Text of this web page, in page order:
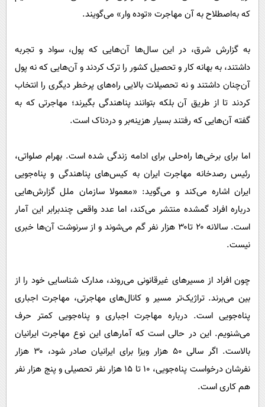
محیط زیست
سلامت
حیات وحش
سیاست خارجی
آشپزی
که به‌اصطلاح به آن مهاجرت «توده وار» می‌گویند.
به گزارش شرق، در این سال‌ها آن‌هایی که پول، سواد و تجربه
داشتند، به بهانه کار و تحصیل کشور را ترک کردند و آن‌هایی که نه پول
آن‌چنان داشتند و نه تحصیلات بالایی راه‌های پرخطر دیگری را انتخاب
کردند تا از طریق آن بلکه بتوانند پناهندگی بگیرند؛ مهاجرتی که به
گفته آن‌هایی که رفتند بسیار هزینه‌بر و دردناک است.
اما برای برخی‌ها راه‌حلی برای ادامه زندگی شده است. بهرام صلواتی،
رئیس رصدخانه مهاجرت ایران به کیس‌های پناهندگی و پناه‌جویی
ایران اشاره می‌کند و می‌گوید: «معمولا سازمان ملل گزارش‌هایی
درباره افراد گمشده منتشر می‌کند، اما عدد واقعی چند‌برابر این آمار
است. سالانه ۲۰ تا۳۰ هزار نفر گم می‌شوند و از سرنوشت آن‌ها خبری
نیست.
چون افراد از مسیر‌های غیرقانونی می‌روند، مدارک شناسایی خود را از
بین می‌برند. تراژیک‌تر مسیر و کانال‌های مهاجرتی، مهاجرت اجباری
پناه‌جویی است. درباره مهاجرت اجباری و پناه‌جویی کمتر حرف
می‌شنویم. این در حالی است که آمار‌های این نوع مهاجرت ایرانیان
بالاست. اگر سالی ۵۰ هزار ویزا برای ایرانیان صادر شود، ۳۰ هزار
نفرشان درخواست پناه‌جویی، ۱۰ تا ۱۵ هزار نفر تحصیلی و پنج هزار نفر
هم کاری است.